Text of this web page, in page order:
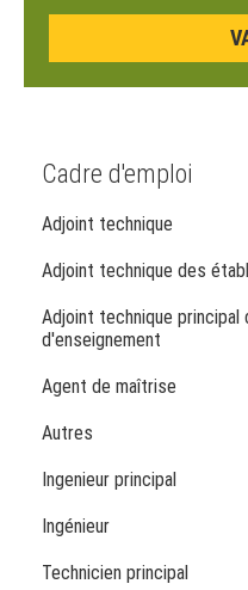
Cadre d'emploi
Adjoint technique
Adjoint technique des
Adjoint technique
d'enseignement
Agent de maîtrise
Autres
Ingenieur principal
Ingénieur
Technicien principal